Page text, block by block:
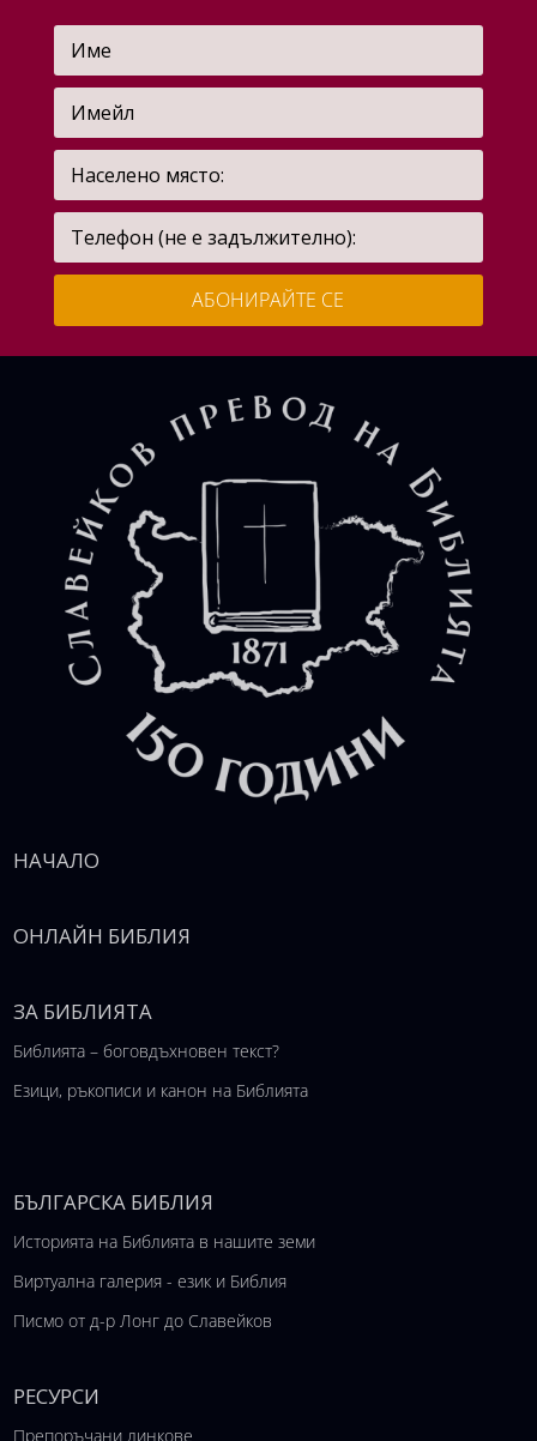
АБОНИРАЙТЕ СЕ
НАЧАЛО
ОНЛАЙН БИБЛИЯ
ЗА БИБЛИЯТА
Библията – боговдъхновен текст?
Езици, ръкописи и канон на Библията
БЪЛГАРСКА БИБЛИЯ
Историята на Библията в нашите земи
Виртуална галерия - език и Библия
Писмо от д-р Лонг до Славейков
РЕСУРСИ
Препоръчани линкове